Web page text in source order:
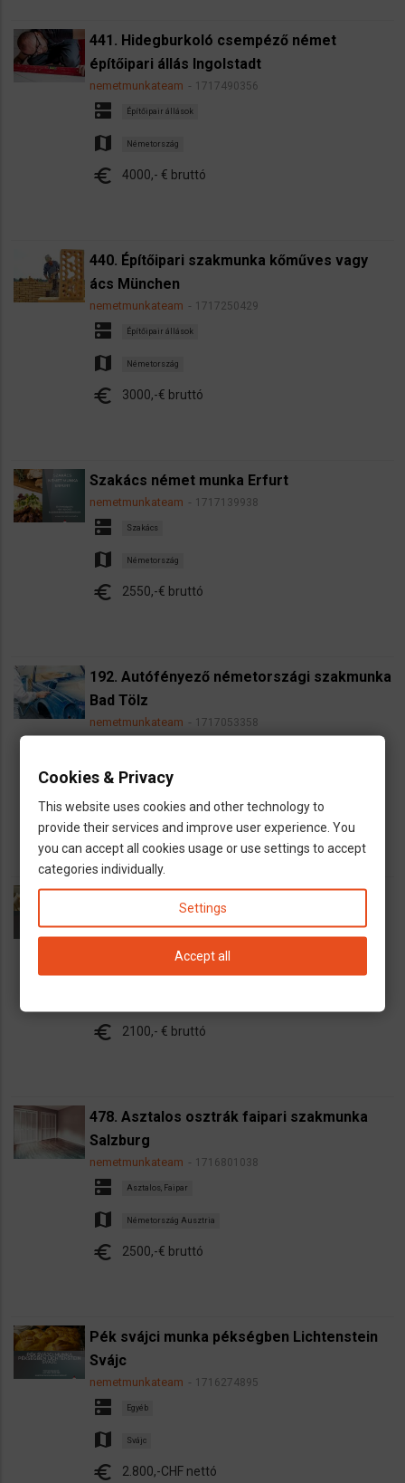
441. Hidegburkoló csempéző német
építőipari állás Ingolstadt
nemetmunkateam 1717490356
dns Építőipair állások
map Németország
euro 4000,- € bruttó
440. Építőipari szakmunka kőműves vagy
ács München
nemetmunkateam 1717250429
dns Építőipair állások
map Németország
euro 3000,-€ bruttó
Szakács német munka Erfurt
nemetmunkateam 1717139938
dns Szakács
map Németország
euro 2550,-€ bruttó
192. Autófényező németországi szakmunka
Bad Tölz
nemetmunkateam 1717053358
map Németország
euro 3000,-€ bruttó
Páros német hotel munka a Balti-tenger
euro 2100,- € bruttó
478. Asztalos osztrák faipari szakmunka
Salzburg
nemetmunkateam 1716801038
dns Asztalos, Faipar
map Németország Ausztria
euro 2500,-€ bruttó
Pék svájci munka pékségben Lichtenstein
Svájc
nemetmunkateam 1716274895
dns Egyéb
map Svájc
euro 2.800,-CHF nettó
Cookies & Privacy
This website uses cookies and other technology to
provide their services and improve user experience. You
you can accept all cookies usage or use settings to accept
categories individually.
Settings
Accept all